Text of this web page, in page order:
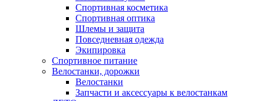
Спортивная косметика
Спортивная оптика
Шлемы и защита
Повседневная одежда
Экипировка
Спортивное питание
Велостанки, дорожки
Велостанки
Запчасти и аксессуары к велостанкам